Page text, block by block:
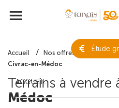
Étude
ACCUEIL
Accueil Nos offres de terrain
Civrac-en-Médoc
Terrains à vendre
Médoc